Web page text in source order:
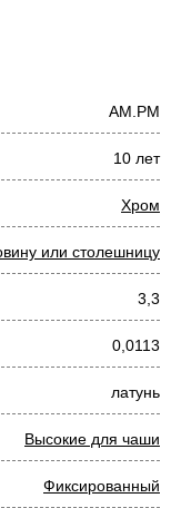
AM.PM
10 лет
Хром
или столешницу
3,3
0,0113
латунь
Высокие для чаши
Фиксированный